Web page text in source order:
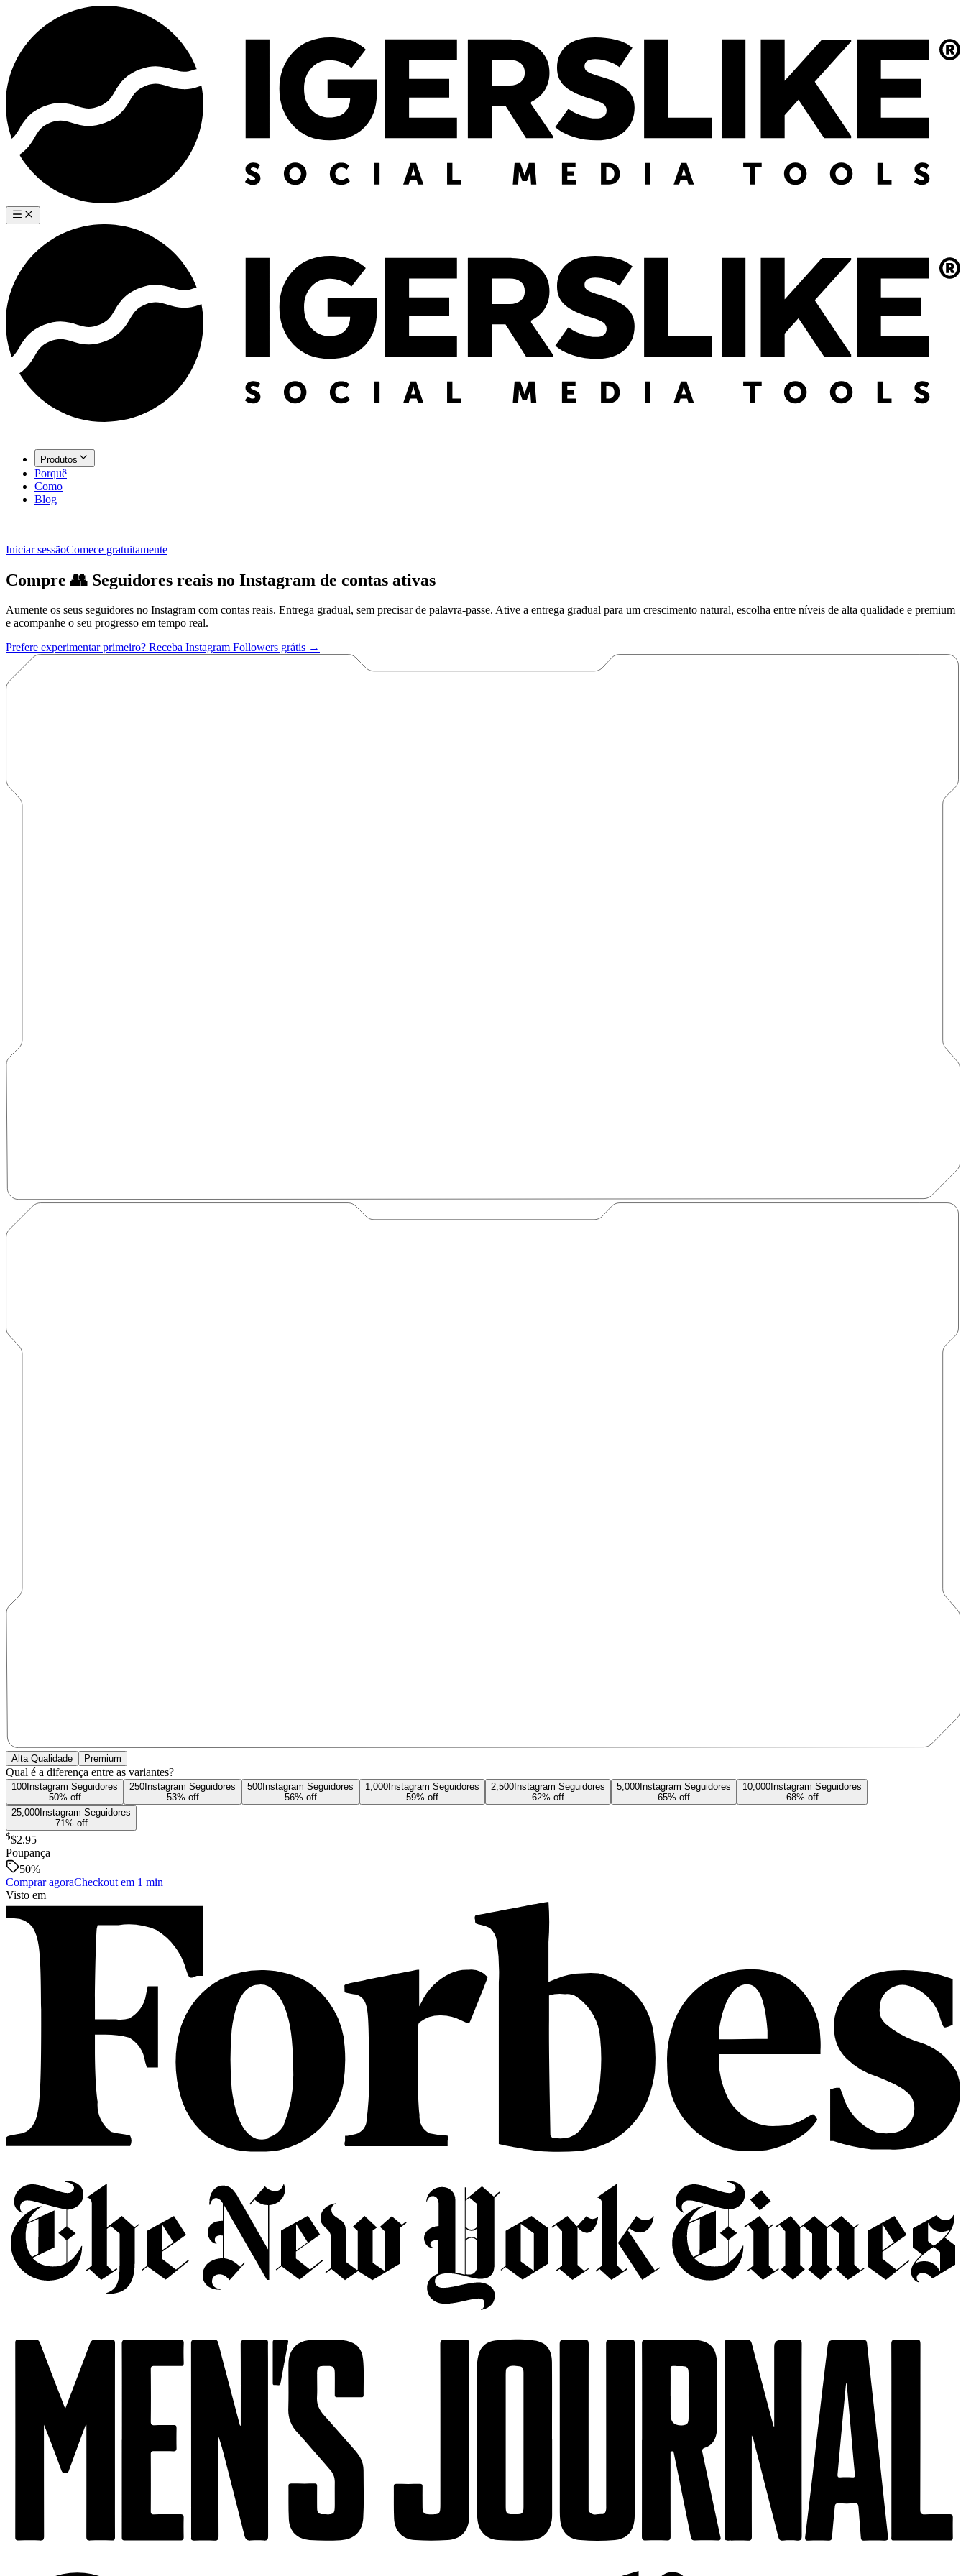
Produtos
Porquê
Como
Blog
Iniciar sessãoComece gratuitamente
Compre 👥 Seguidores reais no Instagram de contas ativas
Aumente os seus seguidores no Instagram com contas reais. Entrega gradual, sem precisar de palavra-passe. Ative a entrega gradual para um crescimento natural, escolha entre níveis de alta qualidade e premium
e acompanhe o seu progresso em tempo real.
Prefere experimentar primeiro? Receba Instagram Followers grátis →
Alta Qualidade Premium
Qual é a diferença entre as variantes?
100Instagram Seguidores
50% off
250Instagram Seguidores
53% off
500Instagram Seguidores
56% off
1,000Instagram Seguidores
59% off
2,500Instagram Seguidores
62% off
5,000Instagram Seguidores
65% off
10,000Instagram Seguidores
68% off
25,000Instagram Seguidores
71% off
$$2.95
Poupança
50%
Comprar agoraCheckout em 1 min
Visto em